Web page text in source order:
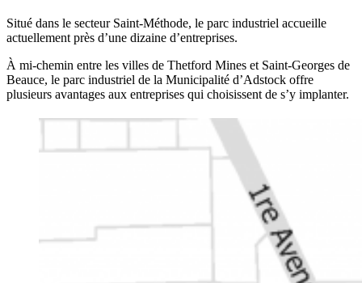
Situé dans le secteur Saint-Méthode, le parc industriel accueille
actuellement près d’une dizaine d’entreprises.
À mi-chemin entre les villes de Thetford Mines et Saint-Georges de
Beauce, le parc industriel de la Municipalité d’Adstock offre
plusieurs avantages aux entreprises qui choisissent de s’y implanter.